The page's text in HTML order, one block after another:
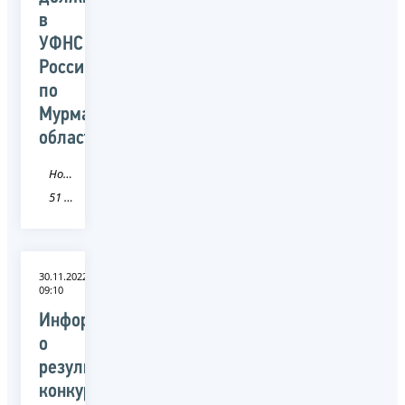
в
УФНС
России
по
Мурманской
области
Новость
51 Мурманская область
30.11.2022
09:10
Информация
о
результатах
конкурса